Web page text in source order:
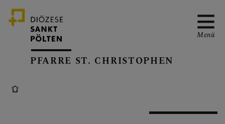
PFARRE ST. CHRISTOPHEN
Menü